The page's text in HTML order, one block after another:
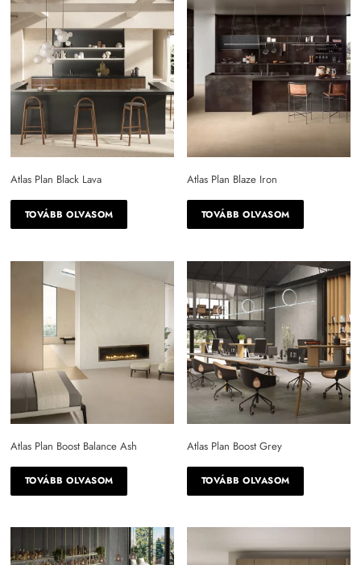
Atlas Plan Black Lava
TOVÁBB OLVASOM
Atlas Plan Blaze Iron
TOVÁBB OLVASOM
Atlas Plan Boost Balance Ash
TOVÁBB OLVASOM
Atlas Plan Boost Grey
TOVÁBB OLVASOM